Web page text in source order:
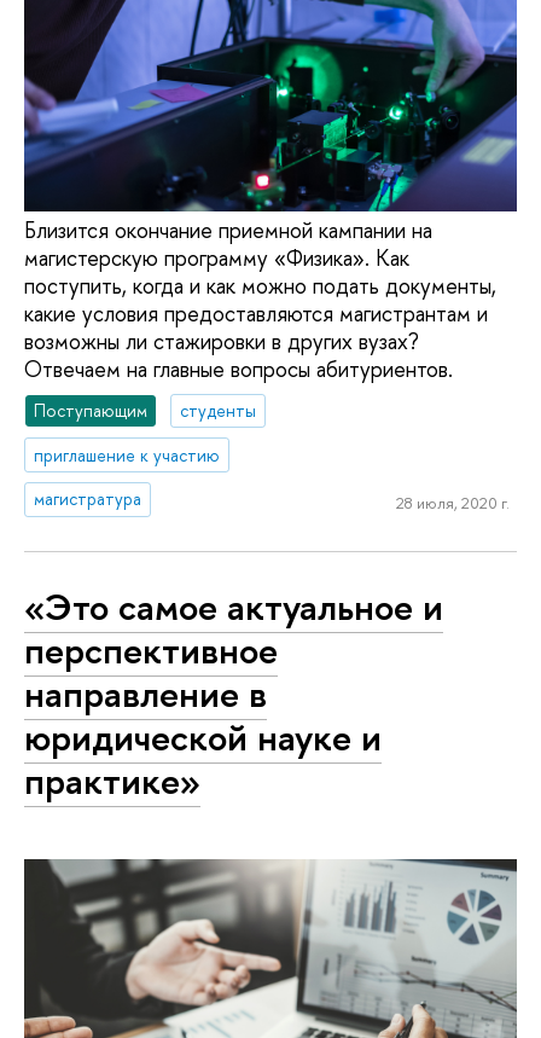
Близится окончание приемной кампании на
магистерскую программу «Физика». Как
поступить, когда и как можно подать документы,
какие условия предоставляются магистрантам и
возможны ли стажировки в других вузах?
Отвечаем на главные вопросы абитуриентов.
Поступающим
студенты
приглашение к участию
магистратура
28 июля, 2020 г.
«Это самое актуальное и
перспективное
направление в
юридической науке и
практике»